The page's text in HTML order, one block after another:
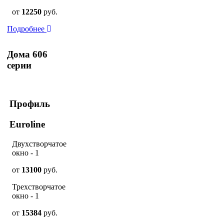
от 12250 руб.
Подробнее
Дома 606
серии
Профиль
Euroline
Двухстворчатое
окно - 1
от 13100 руб.
Трехстворчатое
окно - 1
от 15384 руб.